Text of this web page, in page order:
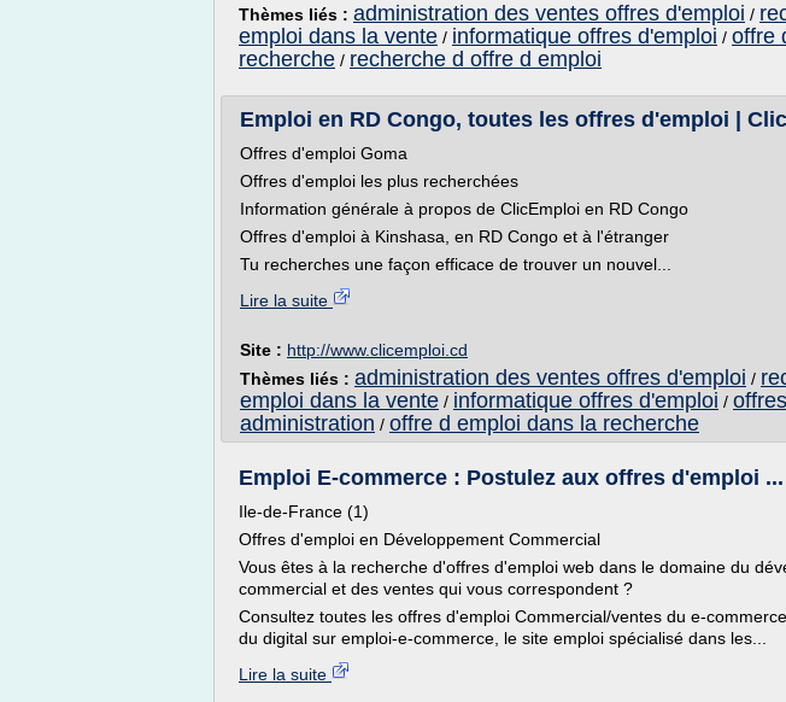
Thèmes liés : administration des ventes offres d'emploi /
emploi dans la vente / informatique offres d'emploi / offre
recherche / recherche d offre d emploi
Emploi en RD Congo, toutes les offres d'emploi |
Offres d'emploi Goma
Offres d'emploi les plus recherchées
Information générale à propos de ClicEmploi en RD Congo
Offres d'emploi à Kinshasa, en RD Congo et à l'étranger
Tu recherches une façon efficace de trouver un nouvel...
Lire la suite
Site : http://www.clicemploi.cd
Thèmes liés : administration des ventes offres d'emploi /
emploi dans la vente / informatique offres d'emploi /
administration / offre d emploi dans la recherche
Emploi E-commerce : Postulez aux offres d'emploi ...
Ile-de-France (1)
Offres d'emploi en Développement Commercial
Vous êtes à la recherche d'offres d'emploi web dans le domaine du
commercial et des ventes qui vous correspondent ?
Consultez toutes les offres d'emploi Commercial/ventes du e-
du digital sur emploi-e-commerce, le site emploi spécialisé dans les...
Lire la suite